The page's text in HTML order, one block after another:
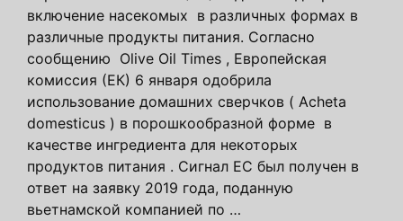
включение насекомых в различных формах в
различные продукты питания. Согласно
сообщению Olive Oil Times , Европейская
комиссия (ЕК) 6 января одобрила
использование домашних сверчков ( Acheta
domesticus ) в порошкообразной форме в
качестве ингредиента для некоторых
продуктов питания . Сигнал ЕС был получен в
ответ на заявку 2019 года, поданную
вьетнамской компанией по …